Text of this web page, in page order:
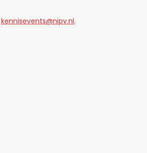
kennisevents@nipv.nl.